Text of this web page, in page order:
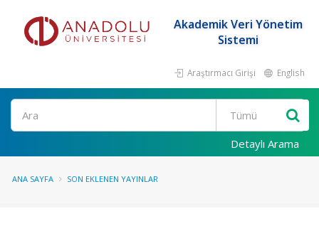
Akademik Veri Yönetim
Sistemi
Araştırmacı Girişi English
Ara
Detaylı Arama
ANA SAYFA SON EKLENEN YAYINLAR